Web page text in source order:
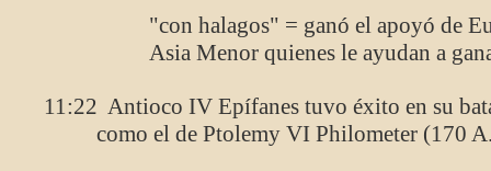
"con halagos" = ganó el apoyó de
Asia Menor quienes le ayudan a
11:22 Antioco IV Epífanes tuvo éxito en su
como el de Ptolemy VI Philometer (170